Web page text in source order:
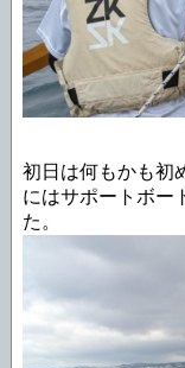
初日は何もかも初
にはサポートボー
た。